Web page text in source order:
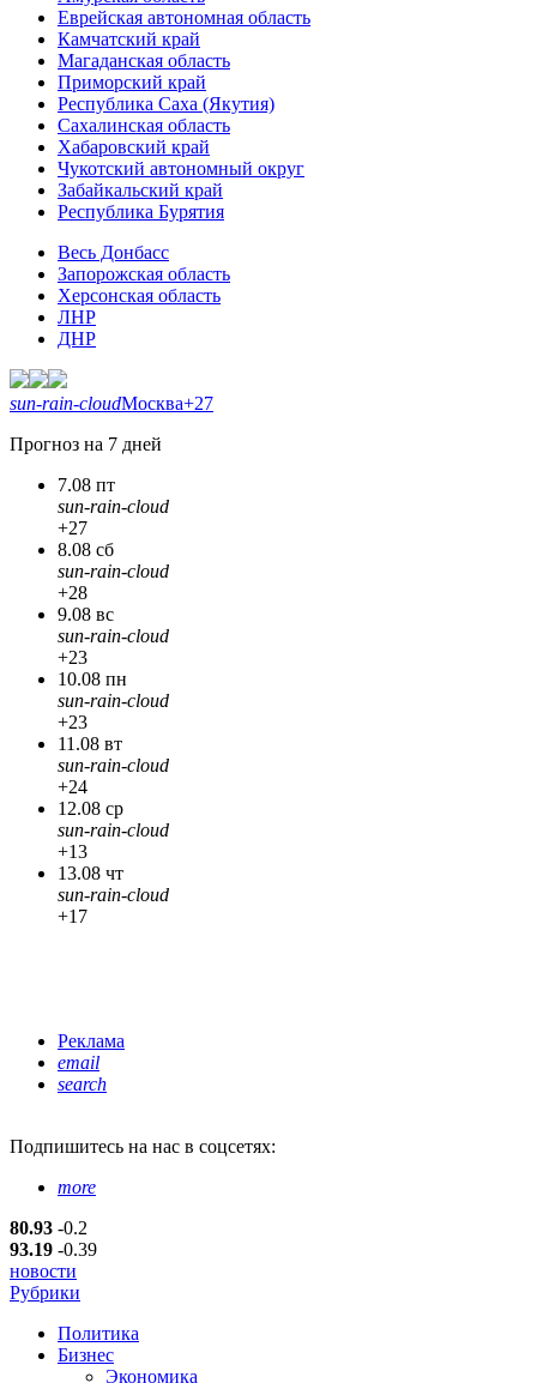
Еврейская автономная область
Камчатский край
Магаданская область
Приморский край
Республика Саха (Якутия)
Сахалинская область
Хабаровский край
Чукотский автономный округ
Забайкальский край
Республика Бурятия
Весь Донбасс
Запорожская область
Херсонская область
ЛНР
ДНР
sun-rain-cloudМосква+27
Прогноз на 7 дней
7.08 пт
sun-rain-cloud
+27
8.08 сб
sun-rain-cloud
+28
9.08 вс
sun-rain-cloud
+23
10.08 пн
sun-rain-cloud
+23
11.08 вт
sun-rain-cloud
+24
12.08 ср
sun-rain-cloud
+13
13.08 чт
sun-rain-cloud
+17
Реклама
email
search
Подпишитесь на нас в соцсетях:
more
80.93 -0.2
93.19 -0.39
новости
Рубрики
Политика
Бизнес
Экономика